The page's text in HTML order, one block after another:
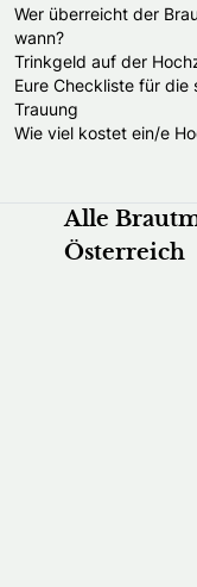
Wer überreicht der
wann?
Trinkgeld auf der
Eure Checkliste für die
Trauung
Wie viel kostet ein/e
Alle
Österreich